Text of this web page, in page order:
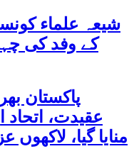
شیعہ علماء
کے وفد کی
عقیدت،
منایا گیا،